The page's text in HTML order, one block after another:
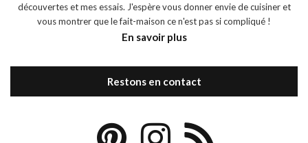
découvertes et mes essais. J'espère vous donner envie de cuisiner et
vous montrer que le fait-maison ce n'est pas si compliqué !
En savoir plus
Restons en contact